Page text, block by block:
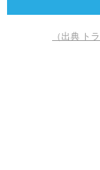
（出典 ト